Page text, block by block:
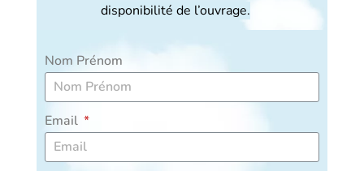
disponibilité de l’ouvrage.
Nom Prénom
Email